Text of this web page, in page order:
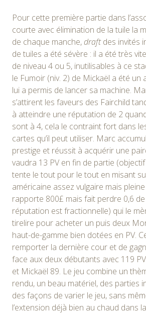
Pour cette première partie dans
courte avec élimination de la tuile la
de chaque manche,draftdes invités
de tuiles a été sévère : il a été très
de niveau 4 ou 5, inutilisables à ce
le Fumoir (niv. 2) de Mickaël a été un
lui a permis de lancer sa machine.
s’attirent les faveurs des Fairchild
à atteindre une réputation de 2
sont à 4, cela le contraint fort dans
cartes qu’il peut utiliser. Marc
prestige et réussit à acquérir une
vaudra 13 PV en fin de partie
tente le tout pour le tout en misant
américaine assez vulgaire mais
rapporte 800£ mais fait perdre 0,6
réputation est fractionnelle) qui le
tirelire pour acheter un puis deux
haut-de-gamme bien dotées en PV.
remporter la dernière cour et de
face aux deux débutants avec 119
et Mickaël 89. Le jeu combine un
rendu, un beau matériel, des parties
des façons de varier le jeu, sans
l’extension déjà bien au chaud dans